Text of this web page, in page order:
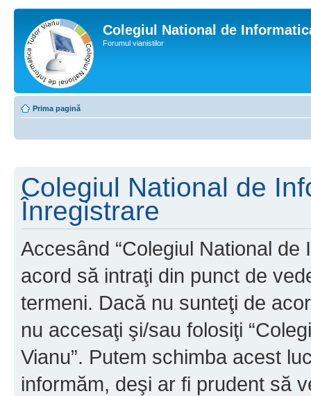
Colegiul National de
Forumul vianistilor
Prima pagină
Colegiul National de
Înregistrare
Accesând “Colegiul National de
acord să intraţi din punct de
termeni. Dacă nu sunteţi de
nu accesaţi şi/sau folosiţi
Vianu”. Putem schimba acest
informăm, deşi ar fi prudent să